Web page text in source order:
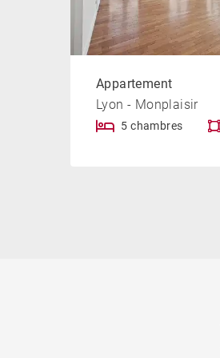
Appartement
Lyon - Monplaisir
5 chambres